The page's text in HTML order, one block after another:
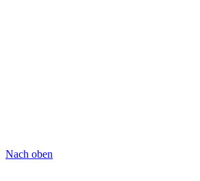
Nach oben